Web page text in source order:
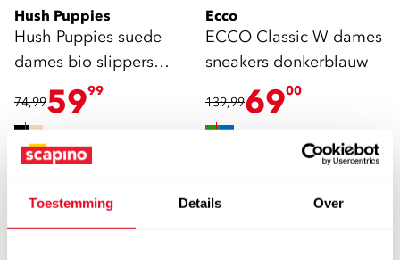
Toestemming Details Over
Hush Puppies
Hush Puppies suede
dames bio slippers
beige
74,995999
Ecco
ECCO Classic W dames
sneakers donkerblauw
139,996900
sale